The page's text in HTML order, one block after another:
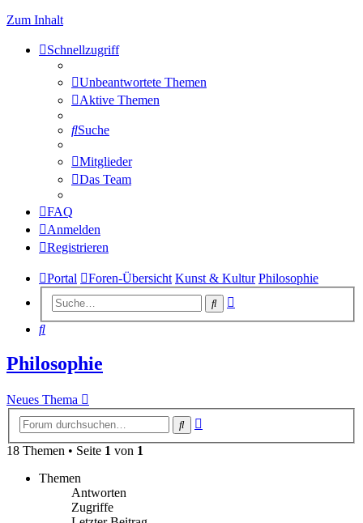
Zum Inhalt
Schnellzugriff
Unbeantwortete Themen
Aktive Themen
Suche
Mitglieder
Das Team
FAQ
Anmelden
Registrieren
Portal Foren-Übersicht Kunst & Kultur Philosophie
Suche
Suche
Philosophie
Neues Thema
Suche
18 Themen • Seite 1 von 1
Themen
Antworten
Zugriffe